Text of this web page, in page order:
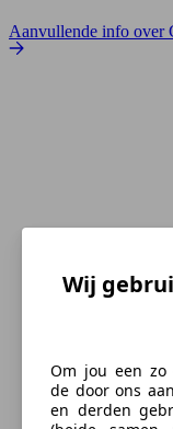
Aanvullende info over
Wij
Om jou een zo
de door ons
en derden